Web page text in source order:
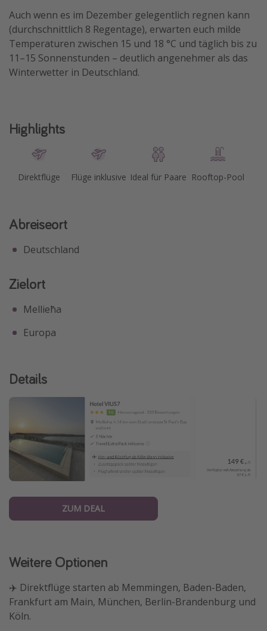
Auch wenn es im Dezember gelegentlich regnen kann
(durchschnittlich 8 Regentage), erwarten euch milde
Temperaturen zwischen 15 und 18 °C und täglich bis zu
11–15 Sonnenstunden – deutlich angenehmer als das
Winterwetter in Deutschland.
Highlights
Direktflüge Flüge inklusive Ideal für Paare Rooftop-Pool
Abreiseort
Deutschland
Zielort
Mellieħa
Europa
Details
ZUM DEAL
Weitere Optionen
✈️ Direktflüge starten ab Memmingen, Baden-Baden,
Frankfurt am Main, München, Berlin-Brandenburg und
Köln.